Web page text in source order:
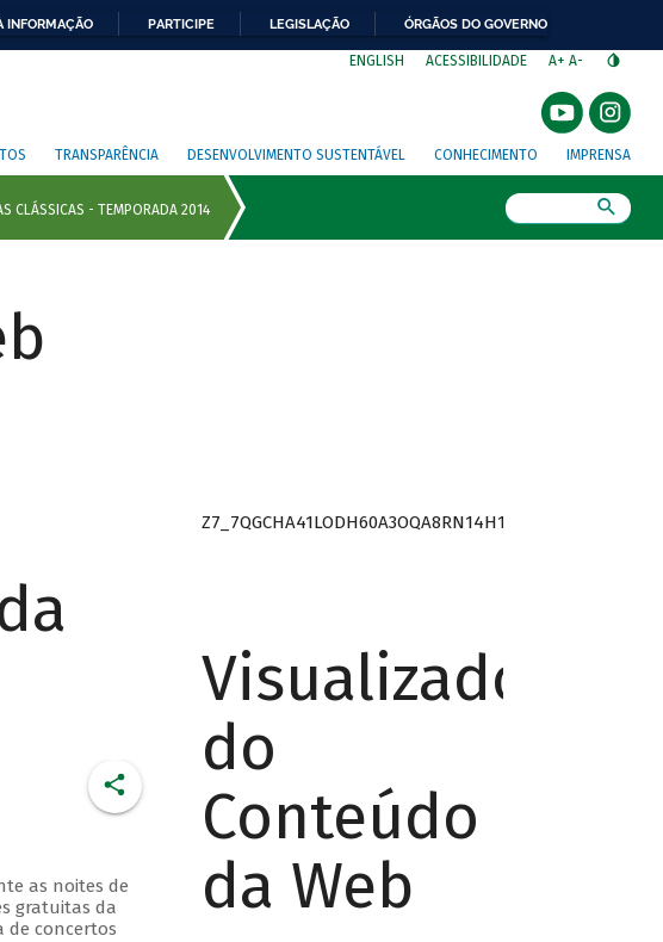
INFORMAÇÃO PARTICIPE LEGISLAÇÃO ÓRGÃOS DO GOVERNO
ENGLISH ACESSIBILIDADE A+ A-
TRANSPARÊNCIA DESENVOLVIMENTO SUSTENTÁVEL CONHECIMENTO IMPRENSA
as noites de
gratuitas da
concertos
Z7_7QGCHA41LODH60A3OQA8RN14H1
Visualizador
do
Conteúdo
da Web